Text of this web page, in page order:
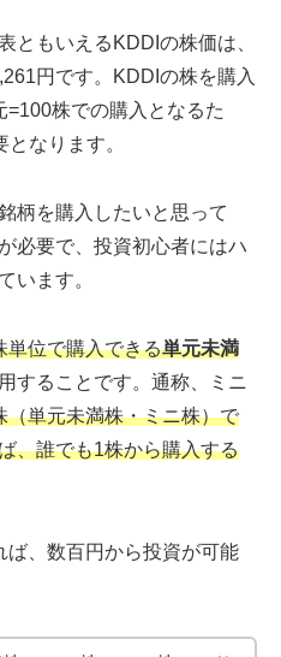
ともいえるKDDIの株価は、
円です。KDDIの株を購入
=100株での購入となるた
なります。
柄を購入したいと思って
必要で、投資初心者にはハ
います。
単位で購入できる単元未満
することです。通称、ミニ
（単元未満株・ミニ株）で
、誰でも1株から購入する
ば、数百円から投資が可能